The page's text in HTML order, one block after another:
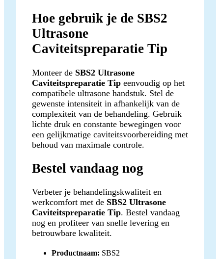
Hoe gebruik je de SBS2
Ultrasone
Caviteitspreparatie Tip
Monteer de SBS2 Ultrasone
Caviteitspreparatie Tip eenvoudig op het
compatibele ultrasone handstuk. Stel de
gewenste intensiteit in afhankelijk van de
complexiteit van de behandeling. Gebruik
lichte druk en constante bewegingen voor
een gelijkmatige caviteitsvoorbereiding met
behoud van maximale controle.
Bestel vandaag nog
Verbeter je behandelingskwaliteit en
werkcomfort met de SBS2 Ultrasone
Caviteitspreparatie Tip. Bestel vandaag
nog en profiteer van snelle levering en
betrouwbare kwaliteit.
Productnaam: SBS2